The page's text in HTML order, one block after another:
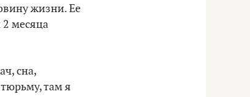
жизни. Ее
2 месяца
сна,
там я